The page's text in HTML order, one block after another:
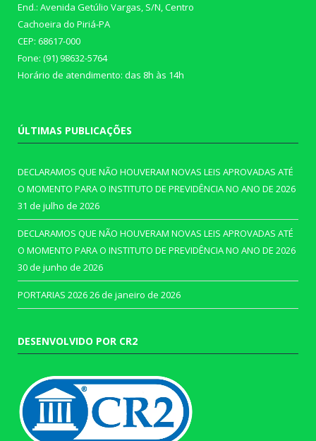
End.: Avenida Getúlio Vargas, S/N, Centro
Cachoeira do Piriá-PA
CEP: 68617-000
Fone: (91) 98632-5764
Horário de atendimento: das 8h às 14h
ÚLTIMAS PUBLICAÇÕES
DECLARAMOS QUE NÃO HOUVERAM NOVAS LEIS APROVADAS ATÉ
O MOMENTO PARA O INSTITUTO DE PREVIDÊNCIA NO ANO DE 2026
31 de julho de 2026
DECLARAMOS QUE NÃO HOUVERAM NOVAS LEIS APROVADAS ATÉ
O MOMENTO PARA O INSTITUTO DE PREVIDÊNCIA NO ANO DE 2026
30 de junho de 2026
PORTARIAS 202626 de janeiro de 2026
DESENVOLVIDO POR CR2